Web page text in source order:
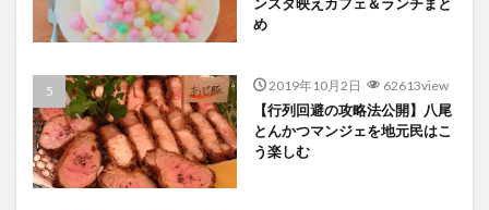
め
2019年10月2日 62613view
【行列回避の攻略法公開】八尾
とんかつマンジェを地元民はこ
う楽しむ